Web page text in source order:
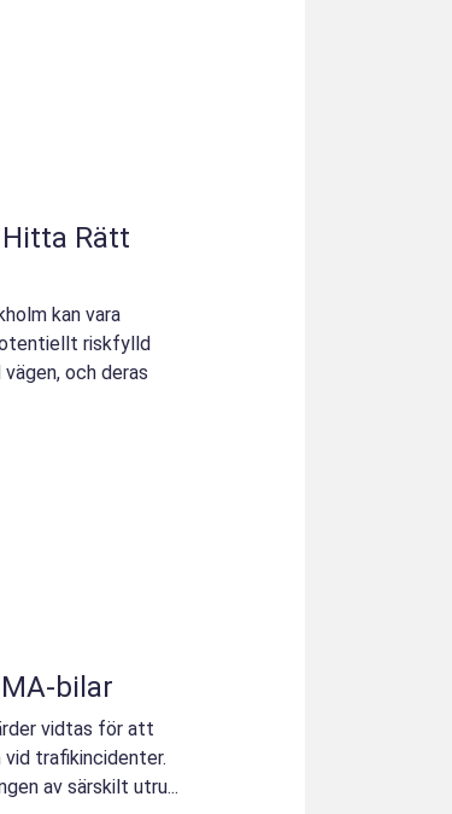
Rätt
kan vara
riskfylld
och deras
bilar
vidtas för att
trafikincidenter.
av särskilt utru...